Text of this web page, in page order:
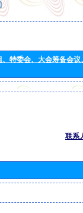
特委会、大会筹备会
联系